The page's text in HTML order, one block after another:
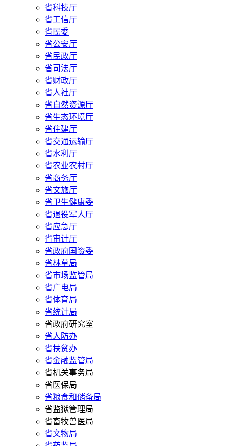
省科技厅
省工信厅
省民委
省公安厅
省民政厅
省司法厅
省财政厅
省人社厅
省自然资源厅
省生态环境厅
省住建厅
省交通运输厅
省水利厅
省农业农村厅
省商务厅
省文旅厅
省卫生健康委
省退役军人厅
省应急厅
省审计厅
省政府国资委
省林草局
省市场监管局
省广电局
省体育局
省统计局
省政府研究室
省人防办
省扶贫办
省金融监管局
省机关事务局
省医保局
省粮食和储备局
省监狱管理局
省畜牧兽医局
省文物局